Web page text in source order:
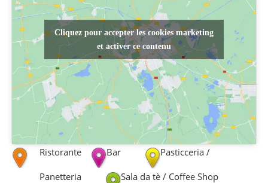
Cliquez pour accepter les cookies marketing
et activer ce contenu
Ristorante Bar Pasticceria /
Panetteria Sala da tè / Coffee Shop